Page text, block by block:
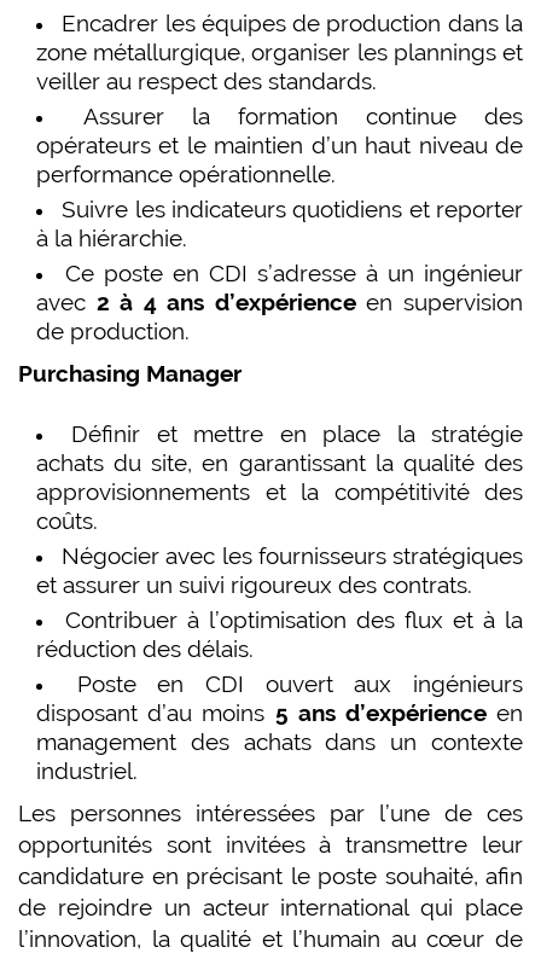
Encadrer les équipes de production dans la
zone métallurgique, organiser les plannings et
veiller au respect des standards.
Assurer la formation continue des
opérateurs et le maintien d’un haut niveau de
performance opérationnelle.
Suivre les indicateurs quotidiens et reporter
à la hiérarchie.
Ce poste en CDI s’adresse à un ingénieur
avec 2 à 4 ans d’expérienceen supervision
de production.
Purchasing Manager
Définir et mettre en place la stratégie
achats du site, en garantissant la qualité des
approvisionnements et la compétitivité des
coûts.
Négocier avec les fournisseurs stratégiques
et assurer un suivi rigoureux des contrats.
Contribuer à l’optimisation des flux et à la
réduction des délais.
Poste en CDI ouvert aux ingénieurs
disposant d’au moins 5 ans d’expérienceen
management des achats dans un contexte
industriel.
Les personnes intéressées par l’une de ces
opportunités sont invitées à transmettre leur
candidature en précisant le poste souhaité, afin
de rejoindre un acteur international qui place
l’innovation, la qualité et l’humain au cœur de